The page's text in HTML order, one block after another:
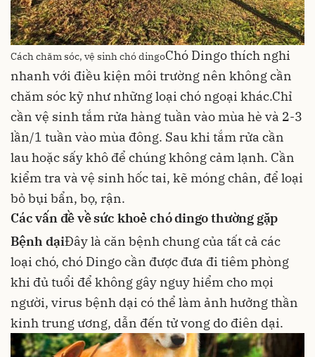
Cách chăm sóc, vệ sinh chó dingoChó Dingo thích nghi
nhanh với điều kiện môi trường nên không cần
chăm sóc kỹ như những loại chó ngoại khác.Chỉ
cần vệ sinh tắm rửa hàng tuần vào mùa hè và 2-3
lần/1 tuần vào mùa đông. Sau khi tắm rửa cần
lau hoặc sấy khô để chúng không cảm lạnh. Cần
kiểm tra và vệ sinh hốc tai, kẽ móng chân, để loại
bỏ bụi bẩn, bọ, rận.
Các vấn đề về sức khoẻ chó dingo thường gặp
Bệnh dạiĐây là căn bệnh chung của tất cả các
loại chó, chó Dingo cần được đưa đi tiêm phòng
khi đủ tuổi để không gây nguy hiểm cho mọi
người, virus bệnh dại có thể làm ảnh hưởng thần
kinh trung ương, dẫn đến tử vong do điên dại.